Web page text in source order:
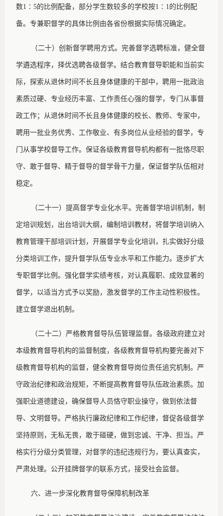
数1∶5的比例配备，部分学生数较多的学校按1∶1的比例配
备。专兼职督学的具体比例由各省份根据实际情况确定。
（二十）创新督学聘用方式。完善督学选聘标准，健全督
学遴选程序，择优选聘各级督学。结合教育督导职能和当前实
际，探索从退休时间不长且身体健康的干部中，聘用一批政治
素质过硬、专业经历丰富、工作责任心强的督学，专门从事督
政工作；从退休时间不长且身体健康的校长、教师、专家中，
聘用一批业务优秀、工作敬业、有多岗位从业经验的督学，专
门从事学校督导工作。保证各级教育督导机构都有一批恪尽职
守、敢于督导、精于督导的督学骨干力量，保证督学队伍相对
稳定。
（二十一）提高督学专业化水平。完善督学培训机制，制
定培训规划，出台培训大纲，编制培训教材，将督学培训纳入
教育管理干部培训计划，开展督学专业化培训，扎实做好分级
分类培训工作，提升督学队伍专业水平和工作能力。逐步扩大
专职督学比例。强化督学实绩考核，对认真履职、成效显著的
督学，以适当方式予以奖励，激发督学的工作主动性积极性。
建立督学退出机制。
（二十二）严格教育督导队伍管理监督。各级政府建立对
本级教育督导机构的监督制度，各级教育督导机构要完善对下
级教育督导机构的监督，健全教育督导岗位责任追究机制。严
守政治纪律和政治规矩，不断提高教育督导队伍政治素质。加
强职业道德建设，确保督导人员恪守职业操守，做到依法督
导、文明督导。严格执行廉政纪律和工作纪律，督促各级督学
坚持原则，无私无畏，敢于碰硬，做到忠诚、干净、担当。严
格实行分级分类管理，对督学的违纪违规行为，要认真查实，
严肃处理。公开挂牌督学的联系方式，接受社会监督。
六、进一步深化教育督导保障机制改革